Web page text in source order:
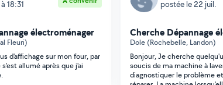
18:31
électroménager
Fleuri)
d'affichage sur mon four, par
allumé après que j'ai
postée le 22 juil.
Cherche Dépannage
Dole (Rochebelle, Landon)
Bonjour, Je cherche
soucis de ma machine à
diagnostiquer le problème